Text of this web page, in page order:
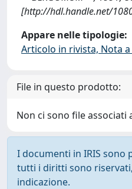
[http://hdl.handle.net/
Appare nelle tipologie:
Articolo in rivista, Nota
File in questo prodotto:
Non ci sono file
I documenti in IRIS
tutti i diritti sono
indicazione.